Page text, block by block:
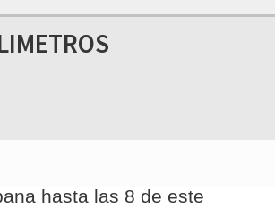
hasta las 8 de este